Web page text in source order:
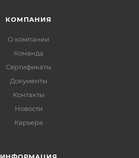
КОМПАНИЯ
О компании
Команда
Сертификаты
Документы
Контакты
Новости
Карьера